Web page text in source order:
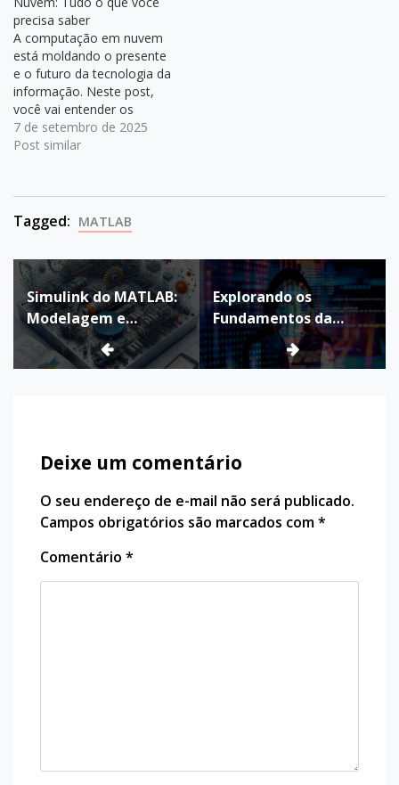
compartilhados. ☁️
Fundamentos da
Computação em Nuvem
Segundo o NIST, a nuvem
se baseia em cinco
características essenciais:
Autoatendimento…
precisa saber
A computação em nuvem
está moldando o presente
e o futuro da tecnologia da
informação. Neste post,
você vai entender os
fundamentos, vantagens,
modelos e tecnologias que
empresas e usuários. 🔍
Fundamentos da
Computação em Nuvem A
que permite acessar
serviços…
7 de setembro de 2025
Post similar
Tagged: MATLAB
Navegação
de
Post
Simulink do MATLAB:
Modelagem e
Simulação de
Sistemas Dinâmicos
Explorando os
Fundamentos da
Engenharia de
Software: Da
Deixe um comentário
O seu endereço de e-mail não será publicado.
Campos obrigatórios são marcados com*
Comentário *